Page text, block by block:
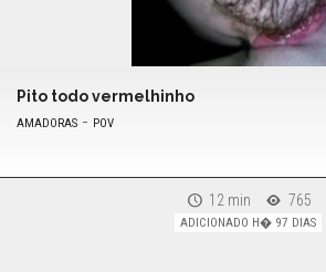
Pito todo vermelhinho
AMADORAS - POV
12 min 765
ADICIONADO H� 97 DIAS